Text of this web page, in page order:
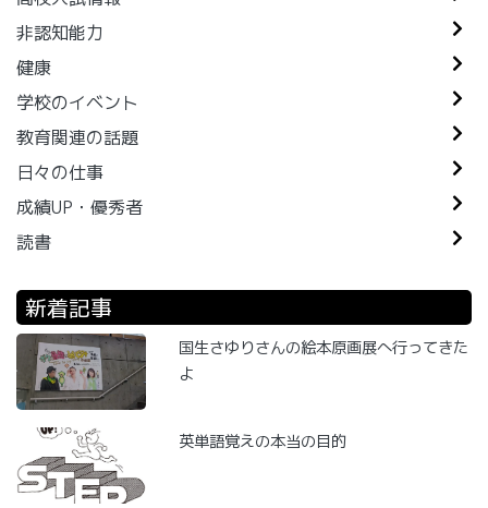
非認知能力
健康
学校のイベント
教育関連の話題
日々の仕事
成績UP・優秀者
読書
新着記事
国生さゆりさんの絵本原画展へ行ってきた
よ
英単語覚えの本当の目的